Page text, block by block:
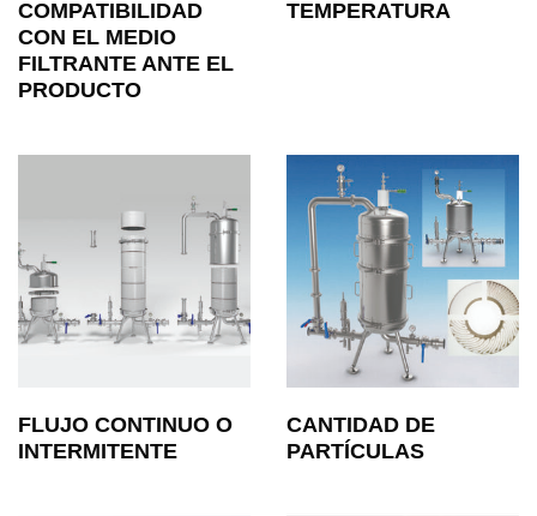
COMPATIBILIDAD
CON EL MEDIO
FILTRANTE ANTE EL
PRODUCTO
TEMPERATURA
FLUJO CONTINUO O
INTERMITENTE
CANTIDAD DE
PARTÍCULAS